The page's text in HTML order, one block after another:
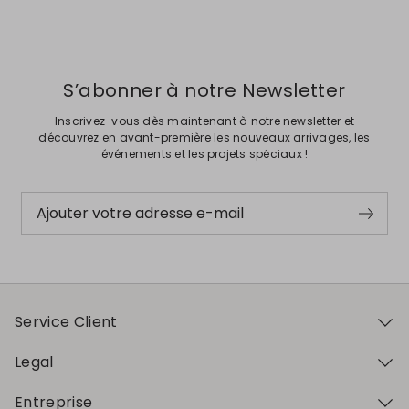
S’abonner à notre Newsletter
Inscrivez-vous dès maintenant à notre newsletter et
découvrez en avant-première les nouveaux arrivages, les
événements et les projets spéciaux !
Ajouter votre adresse e-mail
Service Client
Legal
Entreprise